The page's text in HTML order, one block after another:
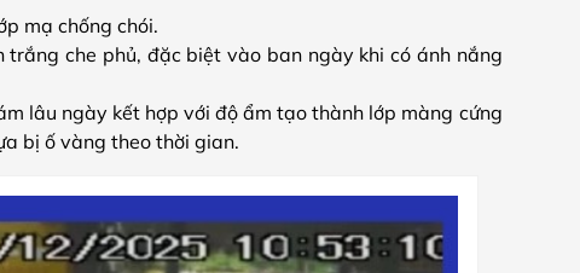
mạ chống chói.
che phủ, đặc biệt vào ban ngày khi có ánh nắng
lâu ngày kết hợp với độ ẩm tạo thành lớp màng cứng
bị ố vàng theo thời gian.